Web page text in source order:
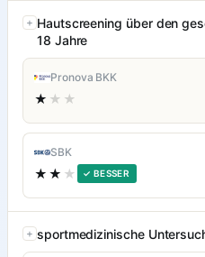
Hautscreening über den
18 Jahre
Pronova BKK
★ ★★
SBK
★★ ★ ✓ BESSER
sportmedizinische